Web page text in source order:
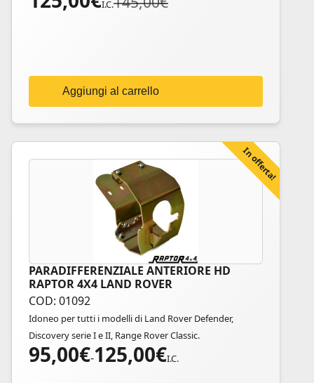
prezzo
prezzo
I.C.
Aggiungi al carrello
In offerta!
PARADIFFERENZIALE ANTERIORE HD
RAPTOR 4X4 LAND ROVER
COD: 01092
Idoneo per tutti i modelli di Land Rover Defender,
Discovery serie I e II, Range Rover Classic.
95,00€-125,00€
Fascia
I.C.
Questo
prodotto
ha
più
varianti.
Le